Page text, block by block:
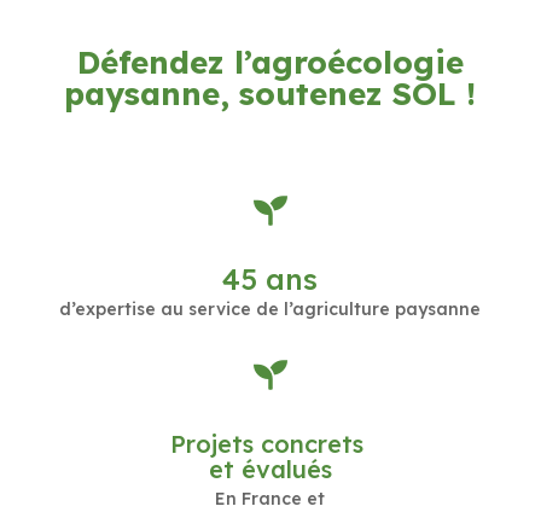
Défendez l’agroécologie
paysanne, soutenez SOL !

45 ans
d’expertise au service de l’agriculture paysanne

Projets concrets
et évalués
En France et